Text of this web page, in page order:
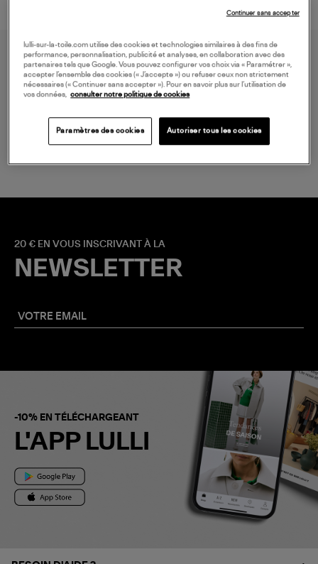
LIVRAISON GRATUITE
à partir de 150 € d'achat*
20 € EN VOUS INSCRIVANT À LA
NEWSLETTER
-10% EN TÉLÉCHARGEANT
L'APP LULLI
lulli-sur-la-toile.com utilise des cookies et technologies similaires à des fins de
performance, personnalisation, publicité et analyses, en collaboration avec des
partenaires tels que Google. Vous pouvez configurer vos choix via « Paramétrer »,
accepter l’ensemble des cookies (« J’accepte ») ou refuser ceux non strictement
nécessaires (« Continuer sans accepter »). Pour en savoir plus sur l’utilisation de
vos données,
consulter notre politique de cookies
Paramètres des cookies Autoriser tous les cookies
Continuer sans accepter